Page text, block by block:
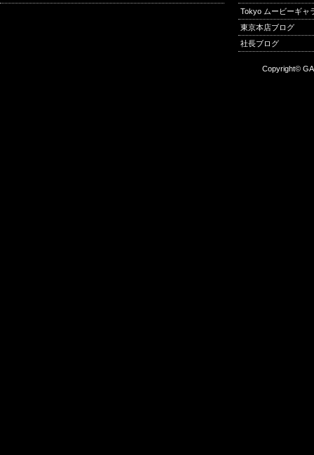
Tokyo ムービーギャ
東京本店ブログ
社長ブログ
Copyright©